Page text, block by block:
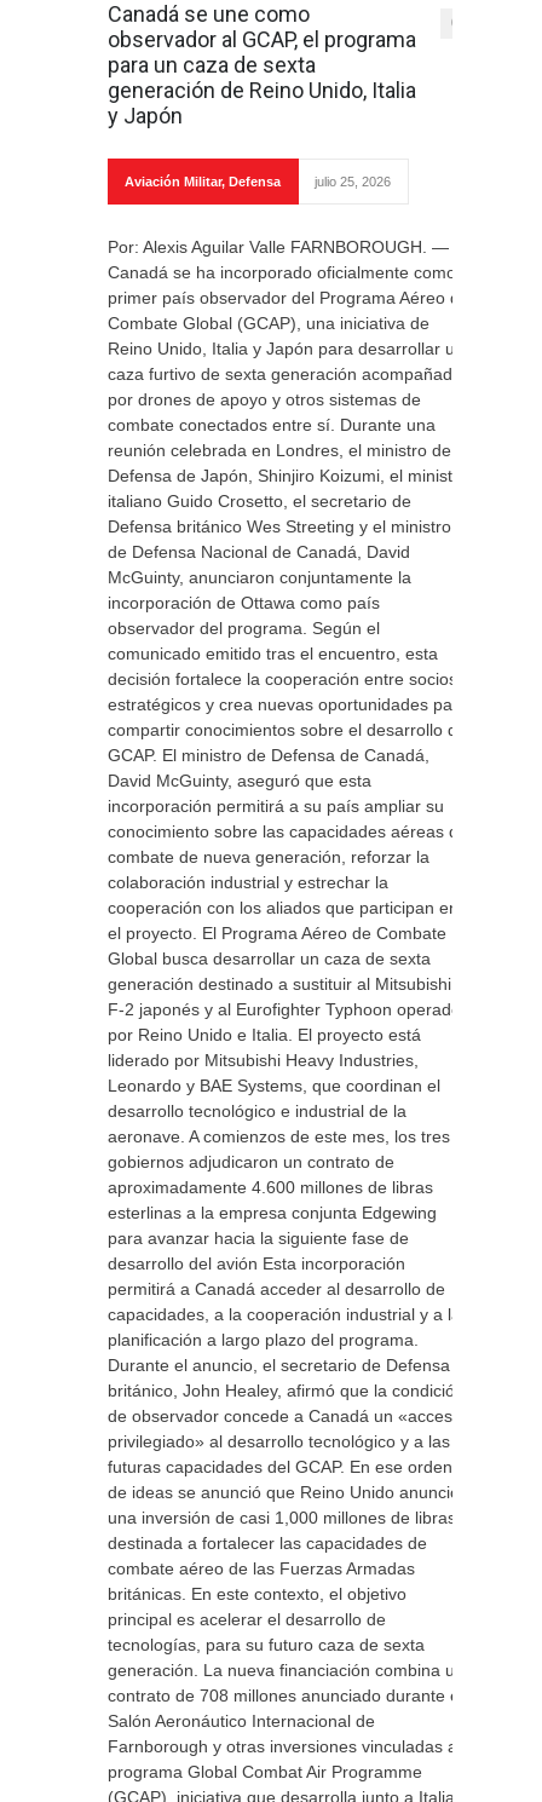
Canadá se une como
observador al GCAP, el programa
para un caza de sexta
generación de Reino Unido, Italia
y Japón
0
Aviación Militar, Defensa julio 25, 2026
Por: Alexis Aguilar Valle FARNBOROUGH. —
Canadá se ha incorporado oficialmente como
primer país observador del Programa Aéreo de
Combate Global (GCAP), una iniciativa de
Reino Unido, Italia y Japón para desarrollar un
caza furtivo de sexta generación acompañado
por drones de apoyo y otros sistemas de
combate conectados entre sí. Durante una
reunión celebrada en Londres, el ministro de
Defensa de Japón, Shinjiro Koizumi, el ministro
italiano Guido Crosetto, el secretario de
Defensa británico Wes Streeting y el ministro
de Defensa Nacional de Canadá, David
McGuinty, anunciaron conjuntamente la
incorporación de Ottawa como país
observador del programa. Según el
comunicado emitido tras el encuentro, esta
decisión fortalece la cooperación entre socios
estratégicos y crea nuevas oportunidades para
compartir conocimientos sobre el desarrollo del
GCAP. El ministro de Defensa de Canadá,
David McGuinty, aseguró que esta
incorporación permitirá a su país ampliar su
conocimiento sobre las capacidades aéreas de
combate de nueva generación, reforzar la
colaboración industrial y estrechar la
cooperación con los aliados que participan en
el proyecto. El Programa Aéreo de Combate
Global busca desarrollar un caza de sexta
generación destinado a sustituir al Mitsubishi
F-2 japonés y al Eurofighter Typhoon operado
por Reino Unido e Italia. El proyecto está
liderado por Mitsubishi Heavy Industries,
Leonardo y BAE Systems, que coordinan el
desarrollo tecnológico e industrial de la
aeronave. A comienzos de este mes, los tres
gobiernos adjudicaron un contrato de
aproximadamente 4.600 millones de libras
esterlinas a la empresa conjunta Edgewing
para avanzar hacia la siguiente fase de
desarrollo del avión Esta incorporación
permitirá a Canadá acceder al desarrollo de
capacidades, a la cooperación industrial y a la
planificación a largo plazo del programa.
Durante el anuncio, el secretario de Defensa
británico, John Healey, afirmó que la condición
de observador concede a Canadá un «acceso
privilegiado» al desarrollo tecnológico y a las
futuras capacidades del GCAP. En ese orden
de ideas se anunció que Reino Unido anunció
una inversión de casi 1,000 millones de libras,
destinada a fortalecer las capacidades de
combate aéreo de las Fuerzas Armadas
británicas. En este contexto, el objetivo
principal es acelerar el desarrollo de
tecnologías, para su futuro caza de sexta
generación. La nueva financiación combina un
contrato de 708 millones anunciado durante el
Salón Aeronáutico Internacional de
Farnborough y otras inversiones vinculadas al
programa Global Combat Air Programme
(GCAP), iniciativa que desarrolla junto a Italia y